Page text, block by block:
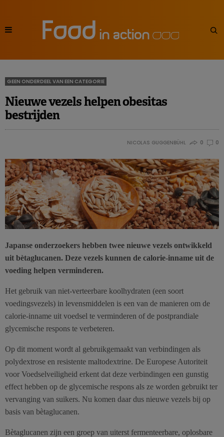
GEEN ONDERDEEL VAN EEN CATEGORIE
Nieuwe vezels helpen obesitas
bestrijden
NICOLAS GUGGENBÜHL 0 0
Japanse onderzoekers hebben twee nieuwe vezels ontwikkeld
uit bètaglucanen. Deze vezels kunnen de calorie-inname uit de
voeding helpen verminderen.
Het gebruik van niet-verteerbare koolhydraten (een soort
voedingsvezels) in levensmiddelen is een van de manieren om de
calorie-inname uit voedsel te verminderen of de postprandiale
glycemische respons te verbeteren.
Op dit moment wordt al gebruikgemaakt van verbindingen als
polydextrose en resistente maltodextrine. De Europese Autoriteit
voor Voedselveiligheid erkent dat deze verbindingen een gunstig
effect hebben op de glycemische respons als ze worden gebruikt ter
vervanging van suikers. Nu komen daar dus nieuwe vezels bij op
basis van bètaglucanen.
Bètaglucanen zijn een groep van uiterst fermenteerbare, oplosbare